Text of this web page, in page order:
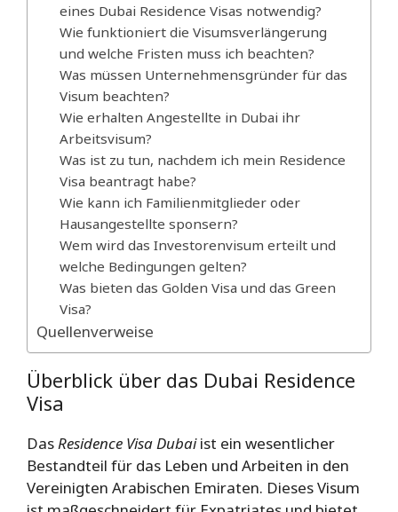
eines Dubai Residence Visas notwendig?
Wie funktioniert die Visumsverlängerung
und welche Fristen muss ich beachten?
Was müssen Unternehmensgründer für das
Visum beachten?
Wie erhalten Angestellte in Dubai ihr
Arbeitsvisum?
Was ist zu tun, nachdem ich mein Residence
Visa beantragt habe?
Wie kann ich Familienmitglieder oder
Hausangestellte sponsern?
Wem wird das Investorenvisum erteilt und
welche Bedingungen gelten?
Was bieten das Golden Visa und das Green
Visa?
Quellenverweise
Überblick über das Dubai Residence
Visa
DasResidence Visa Dubaiist ein wesentlicher
Bestandteil für das Leben und Arbeiten in den
Vereinigten Arabischen Emiraten. Dieses Visum